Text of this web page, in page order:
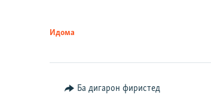
Идома
Ба дигарон фиристед